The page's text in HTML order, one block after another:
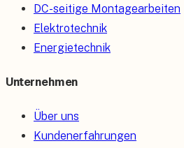
DC-seitige Montagearbeiten
Elektrotechnik
Energietechnik
Unternehmen
Über uns
Kundenerfahrungen